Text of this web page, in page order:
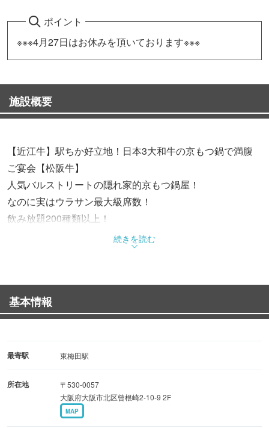
ポイント
※※※4月27日はお休みを頂いております※※※
施設概要
【近江牛】駅ちか好立地！日本3大和牛の京もつ鍋で満腹
ご宴会【松阪牛】
人気バルストリートの隠れ家的京もつ鍋屋！
なのに実はウラサン最大級席数！
飲み放題200種類以上！
お初天神で大宴会しませんか！！もちろんデートや晩御飯
大阪梅田主要各駅から徒歩すぐ！東梅田6番出口が最寄り
で便利！
ヨドバシカメラ梅田９分！ルクア７分！リンクス梅田７
円〜！
個室利用は最大10名様可能です！
40名様から貸切も可能！
続きを読む
基本情報
最寄駅 東梅田駅
所在地
〒530-0057
大阪府大阪市北区曾根崎2-10-9 2F
MAP